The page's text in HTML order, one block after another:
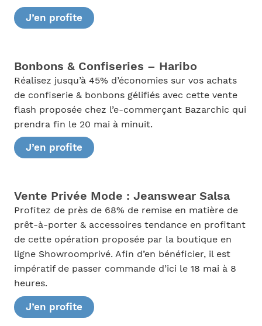
J’en profite
Bonbons & Confiseries – Haribo
Réalisez jusqu’à 45% d’économies sur vos achats
de confiserie & bonbons gélifiés avec cette vente
flash proposée chez l’e-commerçant Bazarchic qui
prendra fin le 20 mai à minuit.
J’en profite
Vente Privée Mode : Jeanswear Salsa
Profitez de près de 68% de remise en matière de
prêt-à-porter & accessoires tendance en profitant
de cette opération proposée par la boutique en
ligne Showroomprivé. Afin d’en bénéficier, il est
impératif de passer commande d’ici le 18 mai à 8
heures.
J’en profite